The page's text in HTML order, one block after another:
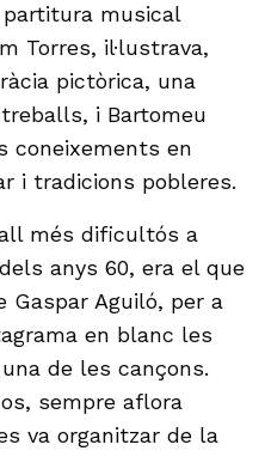
musical
Torres, il·lustrava,
pictòrica, una
i Bartomeu
coneixements en
i tradicions pobleres.
més dificultós a
anys 60, era el que
Aguiló, per a
en blanc les
de les cançons.
sempre aflora
va organitzar de la